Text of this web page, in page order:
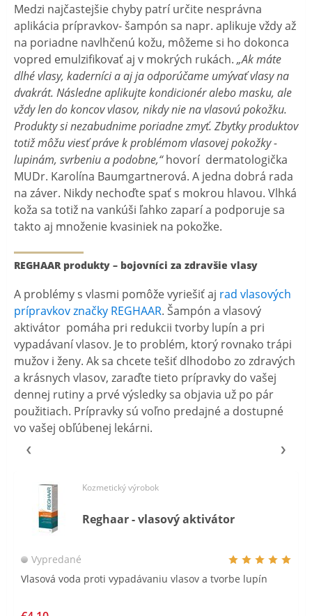
Medzi najčastejšie chyby patrí určite nesprávna
aplikácia prípravkov- šampón sa napr. aplikuje vždy až
na poriadne navlhčenú kožu, môžeme si ho dokonca
vopred emulzifikovať aj v mokrých rukách. „Ak máte
dlhé vlasy, kaderníci a aj ja odporúčame umývať vlasy na
dvakrát. Následne aplikujte kondicionér alebo masku, ale
vždy len do koncov vlasov, nikdy nie na vlasovú pokožku.
Produkty si nezabudnime poriadne zmyť. Zbytky produktov
totiž môžu viesť práve k problémom vlasovej pokožky -
lupinám, svrbeniu a podobne,“hovorí dermatologička
MUDr. Karolína Baumgartnerová. A jedna dobrá rada
na záver. Nikdy nechoďte spať s mokrou hlavou. Vlhká
koža sa totiž na vankúši ľahko zaparí a podporuje sa
takto aj množenie kvasiniek na pokožke.
REGHAAR produkty – bojovníci za zdravšie vlasy
A problémy s vlasmi pomôže vyriešiť aj rad vlasových
prípravkov značky REGHAAR. Šampón a vlasový
aktivátor pomáha pri redukcii tvorby lupín a pri
vypadávaní vlasov. Je to problém, ktorý rovnako trápi
mužov i ženy. Ak sa chcete tešiť dlhodobo zo zdravých
a krásnych vlasov, zaraďte tieto prípravky do vašej
dennej rutiny a prvé výsledky sa objavia už po pár
použitiach. Prípravky sú voľno predajné a dostupné
vo vašej obľúbenej lekárni.
Kozmetický výrobok
Reghaar - vlasový aktivátor
Vypredané
Vlasová voda proti vypadávaniu vlasov a tvorbe lupín